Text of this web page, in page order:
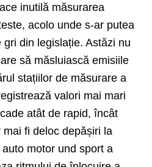
inutilă măsurarea
acolo unde s-ar putea
din legislație. Astăzi nu
să măsluiască emisiile
stațiilor de măsurare a
valori mai mari
atât de rapid, încât
fi deloc depășiri la
motor und sport a